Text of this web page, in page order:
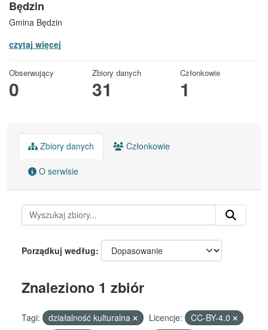
Będzin
Gmina Będzin
czytaj więcej
Obserwujący
0
Zbiory danych
31
Członkowie
1
Zbiory danych Członkowie
O serwisie
Porządkuj według
Znaleziono 1 zbiór
Tagi: działalność kulturalna Licencje:
CC-BY-4.0